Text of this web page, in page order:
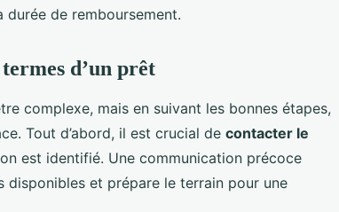
durée de remboursement.
d’un prêt
complexe, mais en suivant les bonnes étapes,
Tout d’abord, il est crucial de contacter le
est identifié. Une communication précoce
et prépare le terrain pour une